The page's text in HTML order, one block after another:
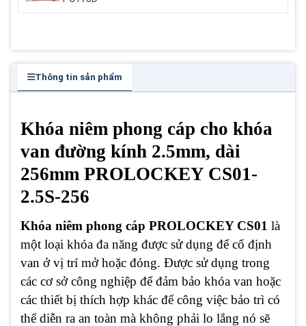
Thông tin sản phẩm
Khóa niêm phong cáp cho khóa
van đường kính 2.5mm, dài
256mm PROLOCKEY CS01-
2.5S-256
Khóa niêm phong cáp PROLOCKEY CS01 là
một loại khóa đa năng được sử dụng để cố định
van ở vị trí mở hoặc đóng. Được sử dụng trong
các cơ sở công nghiệp để đảm bảo khóa van hoặc
các thiết bị thích hợp khác để công việc bảo trì có
thể diễn ra an toàn mà không phải lo lắng nó sẽ